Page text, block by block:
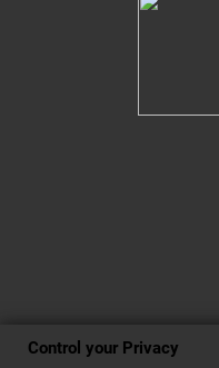
Control your Privacy